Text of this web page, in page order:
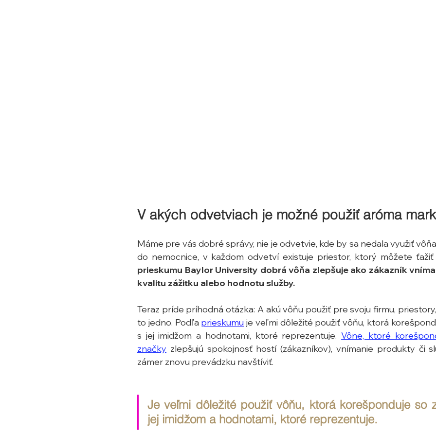
V akých odvetviach je možné použiť aróma
Máme pre vás dobré správy, nie je odvetvie, kde by sa nedala využiť
do nemocnice, v každom odvetví existuje priestor, ktorý môžete ťažiť
prieskumu Baylor University dobrá vôňa zlepšuje ako zákazník
kvalitu zážitku alebo hodnotu služby.
Teraz príde príhodná otázka: A akú vôňu použiť pre svoju firmu,
to jedno. Podľa prieskumu je veľmi dôležité použiť vôňu, ktorá
s jej imidžom a hodnotami, ktoré reprezentuje. Vône, ktoré
značky zlepšujú spokojnosť hostí (zákazníkov), vnímanie produkty či
zámer znovu prevádzku navštíviť.
Je veľmi dôležité použiť vôňu, ktorá korešponduje so
jej imidžom a hodnotami, ktoré reprezentuje.